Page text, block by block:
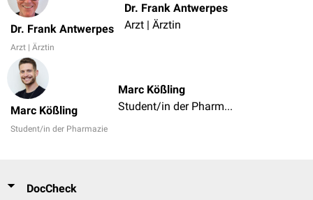
Dr. Frank Antwerpes
Arzt | Ärztin
Dr. Frank Antwerpes
Arzt | Ärztin
Marc Kößling
Student/in der Pharmazie
Marc Kößling
Student/in der Pharmazie
DocCheck